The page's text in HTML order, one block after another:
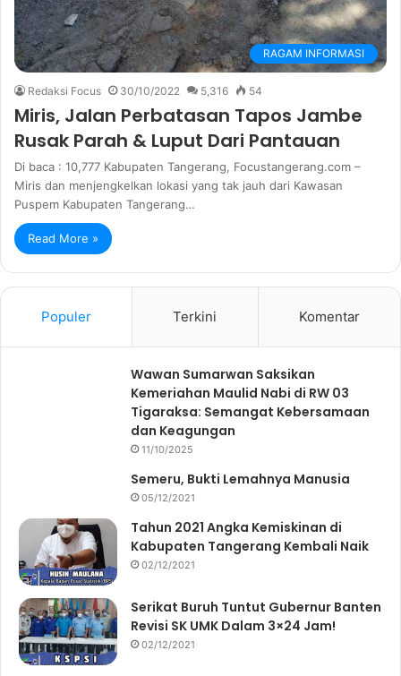
RAGAM INFORMASI
Redaksi Focus 30/10/2022 5,316 54
Miris, Jalan Perbatasan Tapos Jambe
Rusak Parah & Luput Dari Pantauan
Di baca : 10,777 Kabupaten Tangerang, Focustangerang.com –
Miris dan menjengkelkan lokasi yang tak jauh dari Kawasan
Puspem Kabupaten Tangerang…
Read More »
Populer Terkini Komentar
Wawan Sumarwan Saksikan
Kemeriahan Maulid Nabi di RW 03
Tigaraksa: Semangat Kebersamaan
dan Keagungan
11/10/2025
Semeru, Bukti Lemahnya Manusia
05/12/2021
Tahun 2021 Angka Kemiskinan di
Kabupaten Tangerang Kembali Naik
02/12/2021
Serikat Buruh Tuntut Gubernur Banten
Revisi SK UMK Dalam 3×24 Jam!
02/12/2021